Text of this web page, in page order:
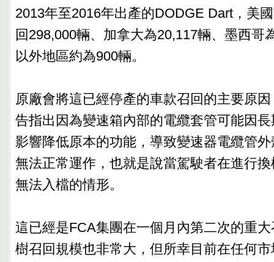
2013年至2016年出產的DODGE Dart，美
回298,000輛、加拿大為20,117輛、墨西哥
以外地區約為900輛。
原廠會將這已經停產的車款召回的主要原
告指出因為變速箱內部的電纜套管可能因
影響降低原本的功能，導致變速器電纜管
無法正常運作，也就是說當駕駛者在進行
無法入檔的情形。
這已經是FCA集團在一個月內第二次的重
樹召回規模也非常大，但所幸目前在任何